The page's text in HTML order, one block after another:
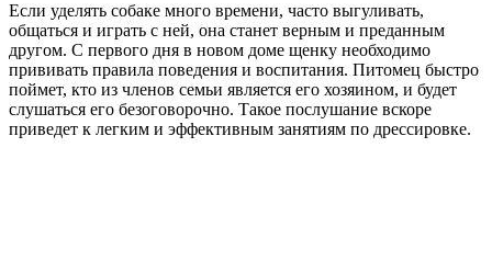
Если уделять собаке много времени, часто выгуливать,
общаться и играть с ней, она станет верным и преданным
другом. С первого дня в новом доме щенку необходимо
прививать правила поведения и воспитания. Питомец быстро
поймет, кто из членов семьи является его хозяином, и будет
слушаться его безоговорочно. Такое послушание вскоре
приведет к легким и эффективным занятиям по дрессировке.